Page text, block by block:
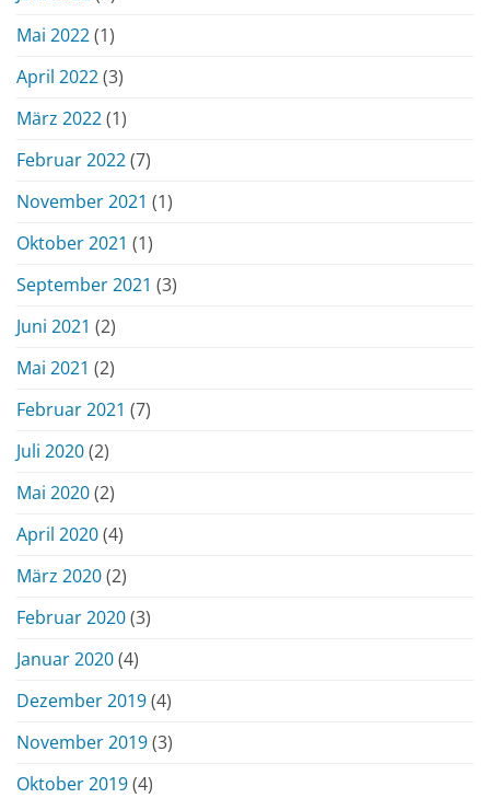
Mai 2022(1)
April 2022(3)
März 2022(1)
Februar 2022(7)
November 2021 (1)
Oktober 2021 (1)
September 2021 (3)
Juni 2021 (2)
Mai 2021 (2)
Februar 2021 (7)
Juli 2020(2)
Mai 2020(2)
April 2020(4)
März 2020(2)
Februar 2020(3)
Januar 2020(4)
Dezember 2019(4)
November 2019(3)
Oktober 2019(4)